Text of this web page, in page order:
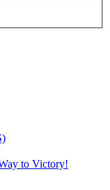
to Victory!